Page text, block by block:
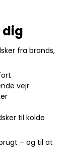
fra brands,
vejr
til kolde
– og til at